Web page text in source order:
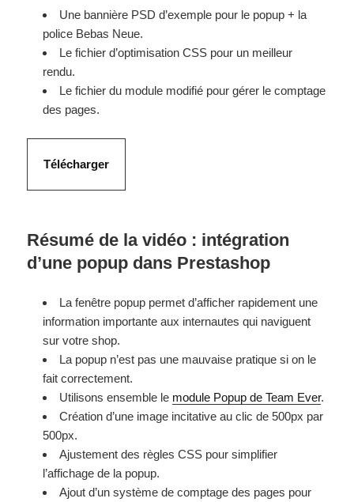
Une bannière PSD d’exemple pour le popup + la
police Bebas Neue.
Le fichier d’optimisation CSS pour un meilleur
rendu.
Le fichier du module modifié pour gérer le comptage
des pages.
Télécharger
Résumé de la vidéo : intégration
d’une popup dans Prestashop
La fenêtre popup permet d’afficher rapidement une
information importante aux internautes qui naviguent
sur votre shop.
La popup n’est pas une mauvaise pratique si on le
fait correctement.
Utilisons ensemble le module Popup de Team Ever.
Création d’une image incitative au clic de 500px par
500px.
Ajustement des règles CSS pour simplifier
l’affichage de la popup.
Ajout d’un système de comptage des pages pour